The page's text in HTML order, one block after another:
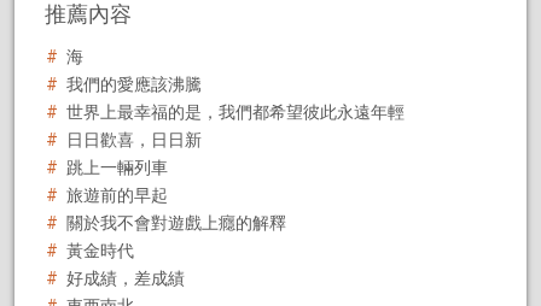
推薦內容
海
我們的愛應該沸騰
世界上最幸福的是，我們都希望彼此永遠年輕
日日歡喜，日日新
跳上一輛列車
旅遊前的早起
關於我不會對遊戲上癮的解釋
黃金時代
好成績，差成績